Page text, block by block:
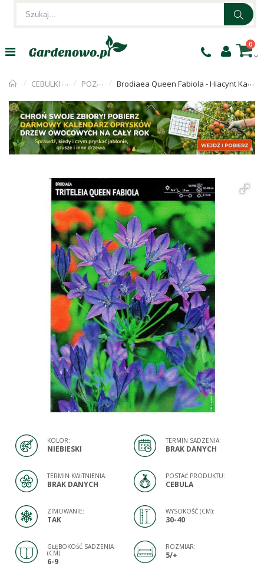
0
CEBULKI KWIATÓW POZOSTAŁE Brodiaea Queen Fabiola - Hiacynt Kalifornijski Cebulka 10szt.
KOLOR:
NIEBIESKI
TERMIN SADZENIA:
BRAK DANYCH
TERMIN KWITNIENIA:
BRAK DANYCH
POSTAĆ PRODUKTU:
CEBULA
ZIMOWANIE:
TAK
WYSOKOŚĆ (CM):
30-40
GŁĘBOKOŚĆ SADZENIA
(CM):
6-9
ROZMIAR:
5/+